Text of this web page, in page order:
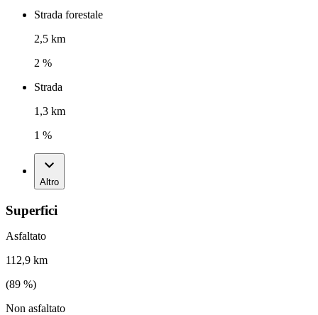
Strada forestale
2,5 km
2 %
Strada
1,3 km
1 %
Altro
Superfici
Asfaltato
112,9 km
(89 %)
Non asfaltato